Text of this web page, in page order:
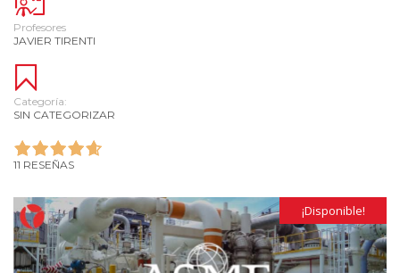
Profesores
JAVIER TIRENTI
Categoría:
SIN CATEGORIZAR
11 RESEÑAS
¡Disponible!